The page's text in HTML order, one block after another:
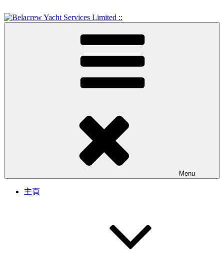
to
content
Belacrew Yacht Services
Crew Training and Yacht Service
Menu
主頁